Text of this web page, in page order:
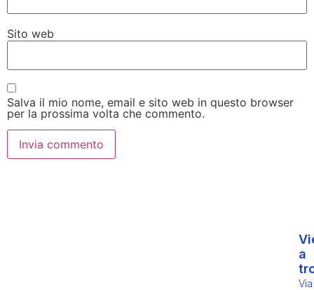
Sito web
Salva il mio nome, email e sito web in questo browser
per la prossima volta che commento.
a
Via